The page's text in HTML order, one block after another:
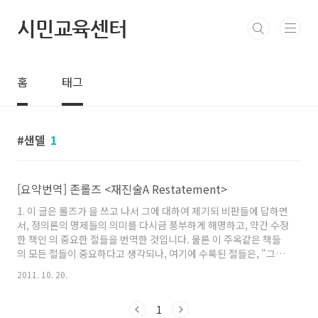
시민교육센터
홈 태그
샌델 1
[요약번역] 존롤즈 <재진술A Restatement>
1. 이 글은 롤즈가 을 쓰고 나서 그에 대하여 제기되 비판들에 답하면
서, 정의론의 명제들의 의미를 다시금 풍부하게 해명하고, 약간 수정
한 책인 의 중요한 절들을 번역한 것입니다. 물론 이 주옥같은 책들
의 모든 절들이 중요하다고 생각되나, 여기에 수록된 절들은, "그냥
지 않나? 그렇게 하지 않고 굳이 차등의 원칙을 주장하는 것은 네가
면, 너는 극도의 위험기피적인risk-aversion 인간관을 가지고 그것
2011. 10. 20.
1